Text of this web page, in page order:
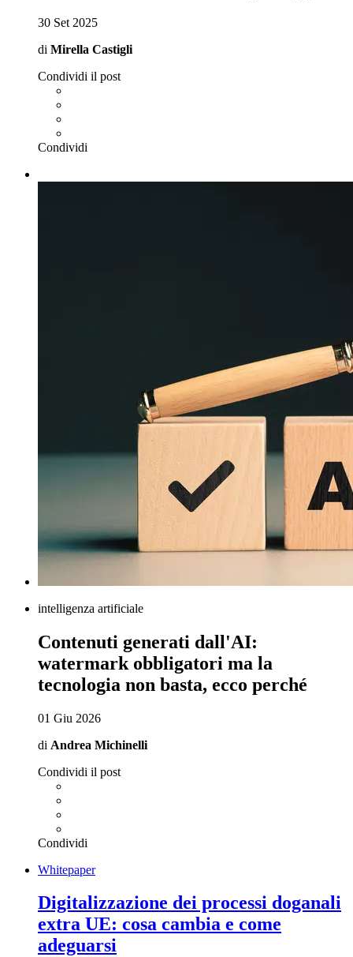
30 Set 2025
di Mirella Castigli
Condividi il post
Condividi
intelligenza artificiale
Contenuti generati dall'AI:
watermark obbligatori ma la
tecnologia non basta, ecco perché
01 Giu 2026
di Andrea Michinelli
Condividi il post
Condividi
Whitepaper
Digitalizzazione dei processi doganali
extra UE: cosa cambia e come
adeguarsi